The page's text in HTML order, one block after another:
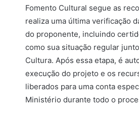
Fomento Cultural segue as
realiza uma última verificação
do proponente, incluindo
como sua situação regular
Cultura. Após essa etapa, é
execução do projeto e os
liberados para uma conta
Ministério durante todo o